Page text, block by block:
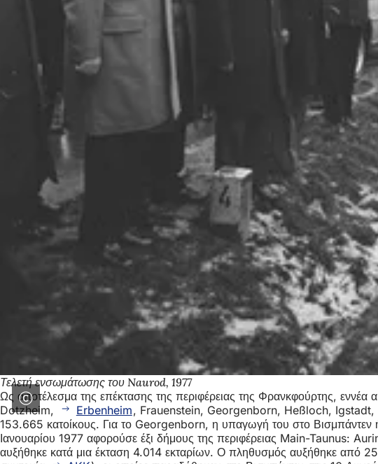
Τελετή ενσωμάτωσης του Naurod, 1977
Ως αποτέλεσμα της επέκτασης της περιφέρειας της Φρανκφούρτης,
Dotzheim,
Erbenheim, Frauenstein, Georgenborn, Heßloch, Igstadt,
153.665 κατοίκους. Για το Georgenborn, η υπαγωγή του στο
Ιανουαρίου 1977 αφορούσε έξι δήμους της περιφέρειας Main-
αυξήθηκε κατά μια έκταση 4.014 εκταρίων. Ο πληθυσμός αυξήθηκε